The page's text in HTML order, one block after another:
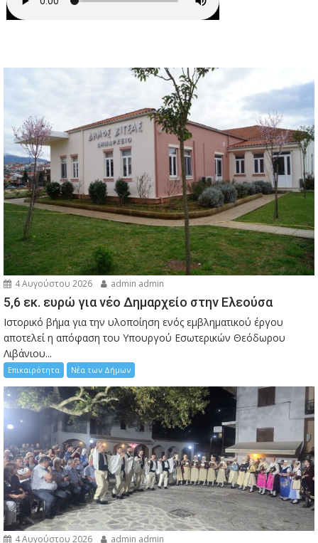
4 Αυγούστου 2026 admin admin
5,6 εκ. ευρώ για νέο Δημαρχείο στην Ελεούσα
Ιστορικό βήμα για την υλοποίηση ενός εμβληματικού έργου
αποτελεί η απόφαση του Υπουργού Εσωτερικών Θεόδωρου
Λιβάνιου...
Επικαιρότητα Νέα των Δήμων
4 Αυγούστου 2026 admin admin